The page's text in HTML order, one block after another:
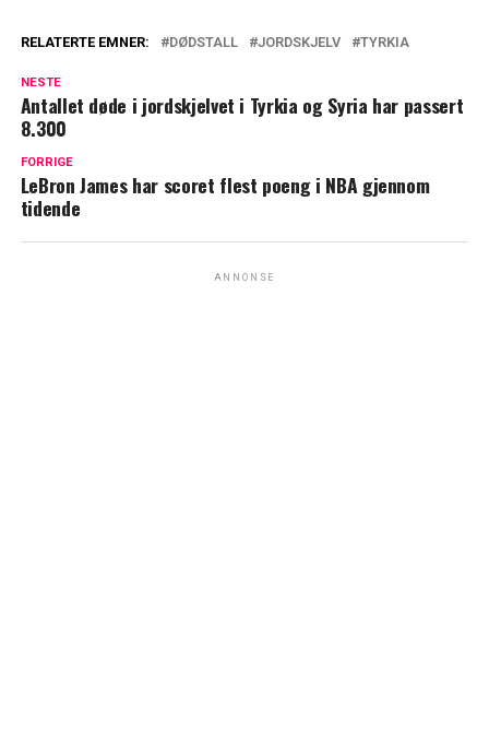
RELATERTE EMNER: DØDSTALL JORDSKJELV TYRKIA
NESTE
Antallet døde i jordskjelvet i Tyrkia og Syria har passert
8.300
FORRIGE
LeBron James har scoret flest poeng i NBA gjennom
tidende
ANNONSE